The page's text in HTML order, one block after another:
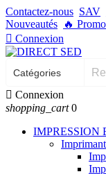
Contactez-nous SAV
Nouveautés
🔥
 Connexion
 Connexion
shopping_cart 0
IMPRESSION